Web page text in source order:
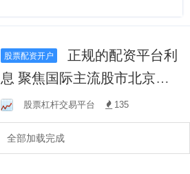
股票配资开户
息 聚焦国际主流股市北京配
资开户的风险识别机制趋势
演化逻辑拆分
股票杠杆交易平台 135
全部加载完成